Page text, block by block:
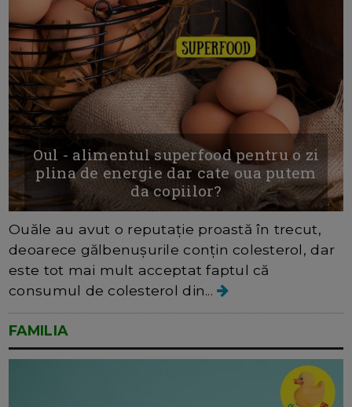
Oul - alimentul superfood pentru o zi
plina de energie dar cate oua putem
da copiilor?
Ouăle au avut o reputație proastă în trecut,
deoarece gălbenușurile conțin colesterol, dar
este tot mai mult acceptat faptul că
consumul de colesterol din...
FAMILIA